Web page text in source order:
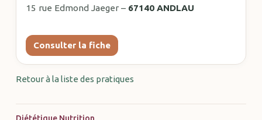
15 rue Edmond Jaeger – 67140 ANDLAU
Consulter la fiche
Retour à la liste des pratiques